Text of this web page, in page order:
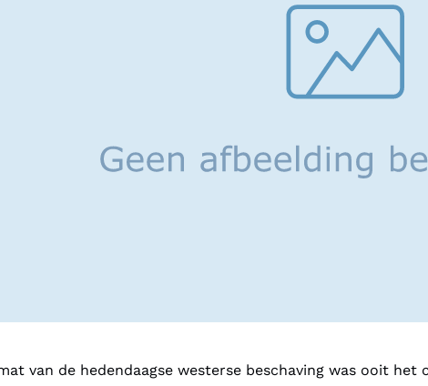
van de hedendaagse westerse beschaving was ooit